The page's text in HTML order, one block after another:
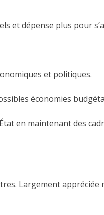
et dépense plus pour
et politiques.
économies
en maintenant des
Largement appréciée